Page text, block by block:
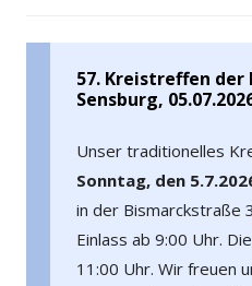
57. Kreistreffen
Sensburg,
Unser traditionelles
Sonntag, den
in der Bismarckstraße
Einlass ab 9:00 Uhr.
11:00 Uhr. Wir freuen